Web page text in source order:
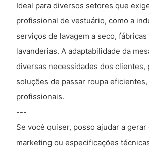
Ideal para diversos setores que
profissional de vestuário, como a
serviços de lavagem a seco,
lavanderias. A adaptabilidade da
diversas necessidades dos clientes,
soluções de passar roupa
profissionais.
---
Se você quiser, posso ajudar a
marketing ou especificações